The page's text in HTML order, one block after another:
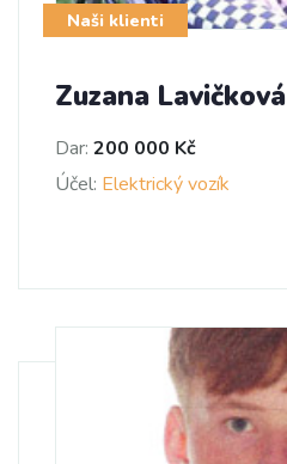
Naši klienti
Zuzana Lavičková
Dar: 200 000 Kč
Účel: Elektrický vozík